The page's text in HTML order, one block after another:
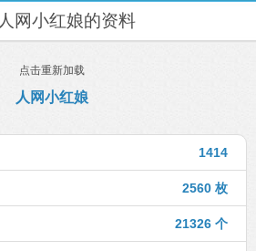
人网小红娘的资料
点击重新加载
人网小红娘
1414
2560 枚
21326 个